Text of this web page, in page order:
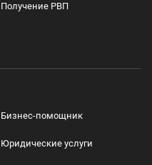
Получение РВП
Бизнес-помощник
Юридические услуги